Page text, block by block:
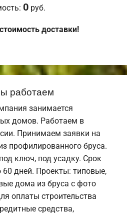
0 руб.
доставки!
работаем
занимается
домов. Работаем в
Принимаем заявки на
профилированного бруса.
ключ, под усадку. Срок
60 дней. Проекты: типовые,
дома из бруса с фото
оплаты строительства
средства,